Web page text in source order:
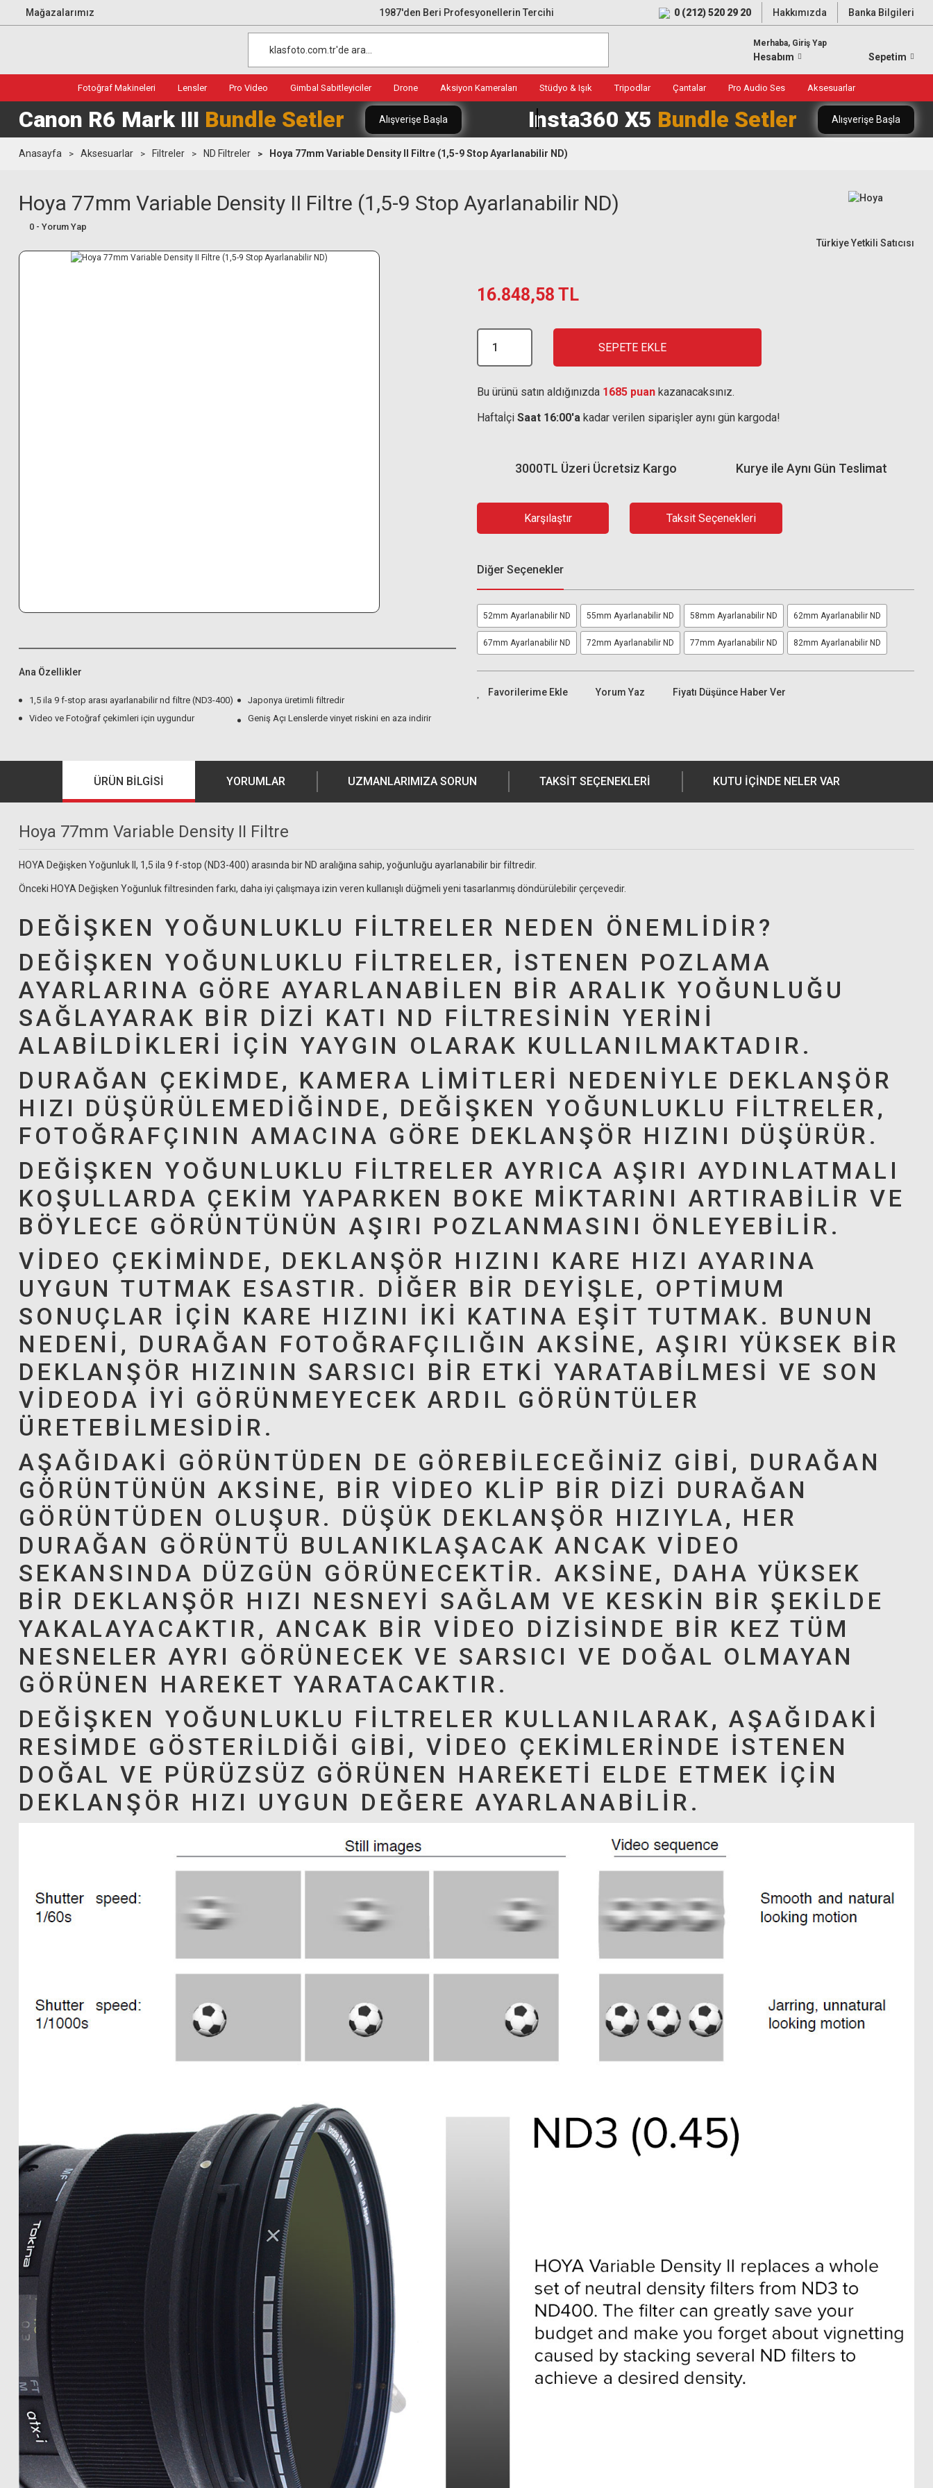
Mağazalarımız 1987'den Beri Profesyonellerin Tercihi 0 (212) 520 29 20 Hakkımızda Banka Bilgileri
Merhaba, Giriş Yap
Hesabım Sepetim
Fotoğraf Makineleri Lensler Pro Video Gimbal Sabitleyiciler Drone Aksiyon Kameraları Stüdyo & Işık Tripodlar Çantalar Pro Audio Ses Aksesuarlar
Canon R6 Mark III Bundle Setler Alışverişe Başla Insta360 X5 Bundle Setler Alışverişe Başla
Anasayfa Aksesuarlar Filtreler ND Filtreler Hoya 77mm Variable Density II Filtre (1,5-9 Stop Ayarlanabilir ND)
Hoya 77mm Variable Density II Filtre (1,5-9 Stop Ayarlanabilir ND)
0 - Yorum Yap
Türkiye Yetkili Satıcısı
Ana Özellikler
1,5 ila 9 f-stop arası ayarlanabilir nd filtre (ND3-400)
Japonya üretimli filtredir
Video ve Fotoğraf çekimleri için uygundur
Geniş Açı Lenslerde vinyet riskini en aza indirir
16.848,58 TL
SEPETE EKLE
Bu ürünü satın aldığınızda 1685 puan kazanacaksınız.
Haftaİçi Saat 16:00'a kadar verilen siparişler aynı gün kargoda!
Kurye ile Aynı Gün Teslimat
3000TL Üzeri Ücretsiz Kargo
Karşılaştır Taksit Seçenekleri
Diğer Seçenekler
52mm Ayarlanabilir ND 55mm Ayarlanabilir ND 58mm Ayarlanabilir ND 62mm Ayarlanabilir ND
67mm Ayarlanabilir ND 72mm Ayarlanabilir ND 77mm Ayarlanabilir ND 82mm Ayarlanabilir ND
Yorum Yaz Fiyatı Düşünce Haber Ver
ÜRÜN BILGISI YORUMLAR UZMANLARIMIZA SORUN TAKSIT SEÇENEKLERI KUTU İÇİNDE NELER VAR
Hoya 77mm Variable Density II Filtre
HOYA Değişken Yoğunluk II, 1,5 ila 9 f-stop (ND3-400) arasında bir ND aralığına sahip, yoğunluğu ayarlanabilir bir filtredir.
Önceki HOYA Değişken Yoğunluk filtresinden farkı, daha iyi çalışmaya izin veren kullanışlı düğmeli yeni tasarlanmış döndürülebilir çerçevedir.
DEĞİŞKEN YOĞUNLUKLU FİLTRELER NEDEN ÖNEMLİDİR?
DEĞIŞKEN YOĞUNLUKLU FILTRELER, ISTENEN POZLAMA
AYARLARINA GÖRE AYARLANABILEN BIR ARALIK YOĞUNLUĞU
SAĞLAYARAK BIR DIZI KATI ND FILTRESININ YERINI
ALABILDIKLERI IÇIN YAYGIN OLARAK KULLANILMAKTADIR.
DURAĞAN ÇEKIMDE, KAMERA LIMITLERI NEDENIYLE DEKLANŞÖR
HIZI DÜŞÜRÜLEMEDIĞINDE, DEĞIŞKEN YOĞUNLUKLU FILTRELER,
FOTOĞRAFÇININ AMACINA GÖRE DEKLANŞÖR HIZINI DÜŞÜRÜR.
DEĞIŞKEN YOĞUNLUKLU FILTRELER AYRICA AŞIRI AYDINLATMALI
KOŞULLARDA ÇEKIM YAPARKEN BOKE MIKTARINI ARTIRABILIR VE
BÖYLECE GÖRÜNTÜNÜN AŞIRI POZLANMASINI ÖNLEYEBILIR.
VIDEO ÇEKIMINDE, DEKLANŞÖR HIZINI KARE HIZI AYARINA
UYGUN TUTMAK ESASTIR. DIĞER BIR DEYIŞLE, OPTIMUM
SONUÇLAR IÇIN KARE HIZINI IKI KATINA EŞIT TUTMAK. BUNUN
NEDENI, DURAĞAN FOTOĞRAFÇILIĞIN AKSINE, AŞIRI YÜKSEK BIR
DEKLANŞÖR HIZININ SARSICI BIR ETKI YARATABILMESI VE SON
VIDEODA IYI GÖRÜNMEYECEK ARDIL GÖRÜNTÜLER
ÜRETEBILMESIDIR.
AŞAĞIDAKI GÖRÜNTÜDEN DE GÖREBILECEĞINIZ GIBI, DURAĞAN
GÖRÜNTÜNÜN AKSINE, BIR VIDEO KLIP BIR DIZI DURAĞAN
GÖRÜNTÜDEN OLUŞUR. DÜŞÜK DEKLANŞÖR HIZIYLA, HER
DURAĞAN GÖRÜNTÜ BULANIKLAŞACAK ANCAK VIDEO
SEKANSINDA DÜZGÜN GÖRÜNECEKTIR. AKSINE, DAHA YÜKSEK
BIR DEKLANŞÖR HIZI NESNEYI SAĞLAM VE KESKIN BIR ŞEKILDE
YAKALAYACAKTIR, ANCAK BIR VIDEO DIZISINDE BIR KEZ TÜM
NESNELER AYRI GÖRÜNECEK VE SARSICI VE DOĞAL OLMAYAN
GÖRÜNEN HAREKET YARATACAKTIR.
DEĞIŞKEN YOĞUNLUKLU FILTRELER KULLANILARAK, AŞAĞIDAKI
RESIMDE GÖSTERILDIĞI GIBI, VIDEO ÇEKIMLERINDE ISTENEN
DOĞAL VE PÜRÜZSÜZ GÖRÜNEN HAREKETI ELDE ETMEK IÇIN
DEKLANŞÖR HIZI UYGUN DEĞERE AYARLANABILIR.